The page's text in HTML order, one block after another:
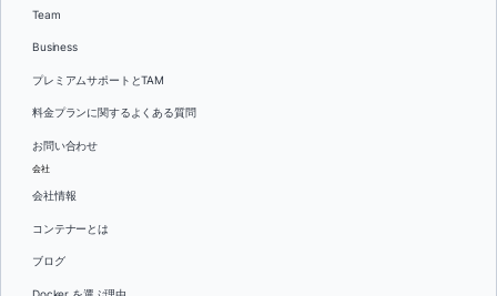
Team
Business
プレミアムサポートとTAM
料金プランに関するよくある質問
お問い合わせ
会社
会社情報
コンテナーとは
ブログ